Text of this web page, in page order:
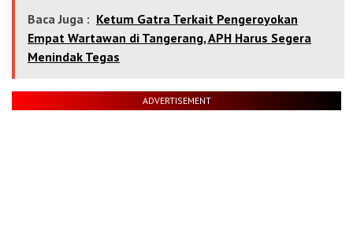
Baca Juga : Ketum Gatra Terkait Pengeroyokan
Empat Wartawan di Tangerang, APH Harus Segera
Menindak Tegas
ADVERTISEMENT